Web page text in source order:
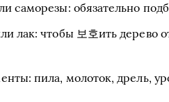
саморезы: обязательно
лак: чтобы 보호ить дерево
пила, молоток, дрель,